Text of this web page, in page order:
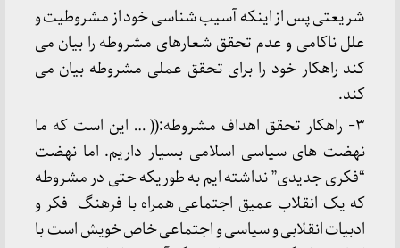
شریعتی پس از اینکه آسیب شناسی خود از مشروطیت و
علل ناکامی و عدم تحقق شعارهای مشروطه را بیان می
کند راهکار خود را برای تحقق عملی مشروطه بیان می
کند.
۳- راهکار تحقق اهداف مشروطه:(( … این است که ما
نهضت های سیاسی اسلامی بسیار داریم. اما نهضت
“فکری جدیدی” نداشته ایم به طوریکه حتی در مشروطه
که یک انقلاب عمیق اجتماعی همراه با فرهنگ فکر و
ادبیات انقلابی و سیاسی و اجتماعی خاص خویش است با